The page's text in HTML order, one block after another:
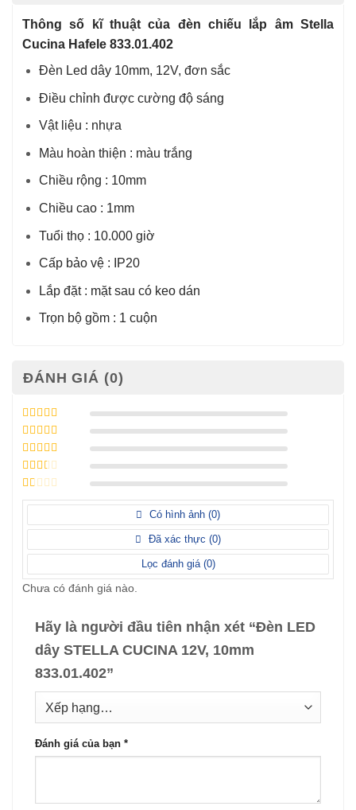
Thông số kĩ thuật của đèn chiếu lắp âm Stella
Cucina Hafele 833.01.402
Đèn Led dây 10mm, 12V, đơn sắc
Điều chỉnh được cường độ sáng
Vật liệu : nhựa
Màu hoàn thiện : màu trắng
Chiều rộng : 10mm
Chiều cao : 1mm
Tuổi thọ : 10.000 giờ
Cấp bảo vệ : IP20
Lắp đặt : mặt sau có keo dán
Trọn bộ gồm : 1 cuộn
ĐÁNH GIÁ (0)
Được xếp
Được xếp
sao
Được
hạng3
5 sao
Được
hạng
sao
Được
1
sao
Có hình ảnh (0)
Đã xác thực (0)
Lọc đánh giá (0)
Chưa có đánh giá nào.
Hãy là người đầu tiên nhận xét “Đèn LED
dây STELLA CUCINA 12V, 10mm
833.01.402”
Đánh giá của bạn *